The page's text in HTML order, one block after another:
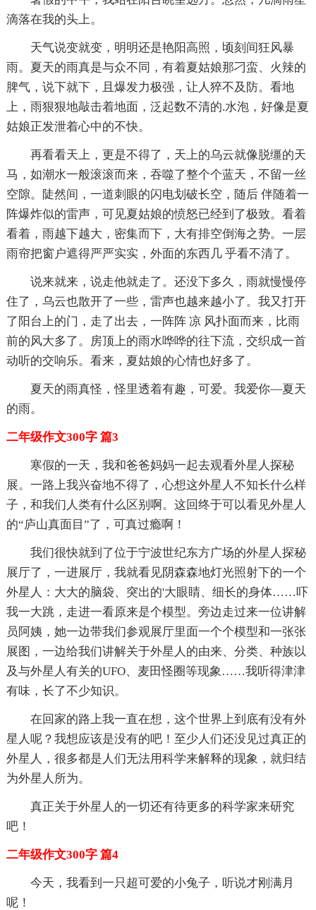
滴落在我的头上。
天气说变就变，明明还是艳阳高照，顷刻间狂风暴
雨。夏天的雨真是与众不同，有着夏姑娘那刁蛮、火辣的
脾气，说下就下，且爆发力极强，让人猝不及防。看地
上，雨狠狠地敲击着地面，泛起数不清的.水泡，好像是夏
姑娘正发泄着心中的不快。
再看看天上，更是不得了，天上的乌云就像脱缰的天
马，如潮水一般滚滚而来，吞噬了整个个蓝天，不留一丝
空隙。陡然间，一道刺眼的闪电划破长空，随后 伴随着一
阵爆炸似的雷声，可见夏姑娘的愤怒已经到了极致。看着
看着，雨越下越大，密集而下，大有排空倒海之势。一层
雨帘把窗户遮得严严实实，外面的东西几 乎看不清了。
说来就来，说走他就走了。还没下多久，雨就慢慢停
住了，乌云也散开了一些，雷声也越来越小了。我又打开
了阳台上的门，走了出去，一阵阵 凉 风扑面而来，比雨
前的风大多了。房顶上的雨水哗哗的往下流，交织成一首
动听的交响乐。看来，夏姑娘的心情也好多了。
夏天的雨真怪，怪里透着有趣，可爱。我爱你—夏天
的雨。
二年级作文300字 篇3
寒假的一天，我和爸爸妈妈一起去观看外星人探秘
展。一路上我兴奋地不得了，心想这外星人不知长什么样
子，和我们人类有什么区别啊。这回终于可以看见外星人
的“庐山真面目”了，可真过瘾啊！
我们很快就到了位于宁波世纪东方广场的外星人探秘
展厅了，一进展厅，我就看见阴森森地灯光照射下的一个
外星人：大大的脑袋、突出的'大眼睛、细长的身体……吓
我一大跳，走进一看原来是个模型。旁边走过来一位讲解
员阿姨，她一边带我们参观展厅里面一个个模型和一张张
展图，一边给我们讲解关于外星人的由来、分类、种族以
及与外星人有关的UFO、麦田怪圈等现象……我听得津津
有味，长了不少知识。
在回家的路上我一直在想，这个世界上到底有没有外
星人呢？我想应该是没有的吧！至少人们还没见过真正的
外星人，很多都是人们无法用科学来解释的现象，就归结
为外星人所为。
真正关于外星人的一切还有待更多的科学家来研究
吧！
二年级作文300字 篇4
今天，我看到一只超可爱的小兔子，听说才刚满月
呢！